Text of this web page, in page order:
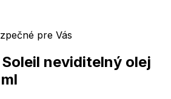
pre Vás
neviditelný olej